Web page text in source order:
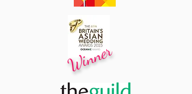
Winner